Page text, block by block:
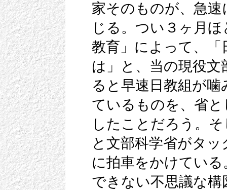
家そのものが、急
じる。つい３ヶ月
教育」によって、
は」と、当の現役
ると早速日教組が
ているものを、省
したことだろう。
と文部科学省がタ
に拍車をかけてい
できない不思議な